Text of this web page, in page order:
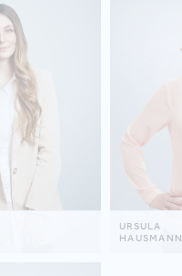
URSULA
HAUSMANN